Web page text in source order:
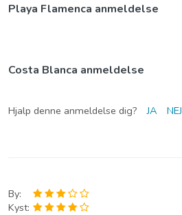
Playa Flamenca anmeldelse
Costa Blanca anmeldelse
Hjalp denne anmeldelse dig? JA NEJ
By:
Kyst: